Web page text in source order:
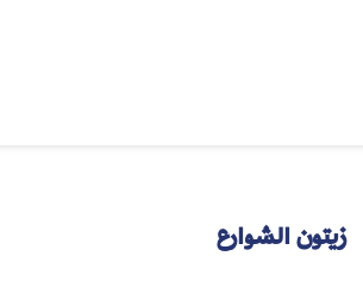
زيتون الشوارع